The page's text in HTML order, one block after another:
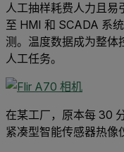
人工抽样耗费人力且易
至 HMI 和 SCADA 系
测。温度数据成为整体
人工任务。
在某工厂，原本每 30
紧凑型智能传感器热像